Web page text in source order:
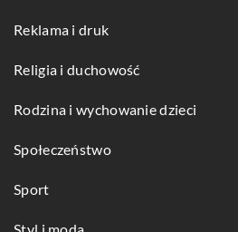
Reklama i druk
Religia i duchowość
Rodzina i wychowanie dzieci
Społeczeństwo
Sport